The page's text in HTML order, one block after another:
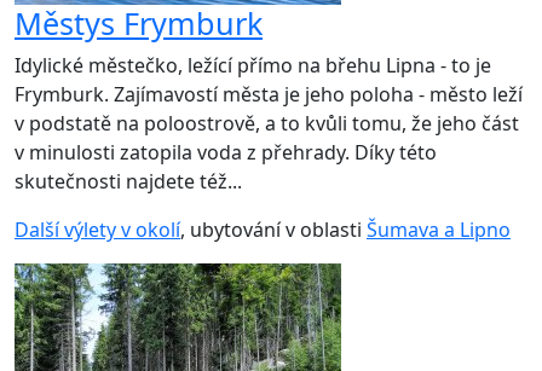
Městys Frymburk
Idylické městečko, ležící přímo na břehu Lipna - to je
Frymburk. Zajímavostí města je jeho poloha - město leží
v podstatě na poloostrově, a to kvůli tomu, že jeho část
v minulosti zatopila voda z přehrady. Díky této
skutečnosti najdete též...
Další výlety v okolí, ubytování v oblasti Šumava a Lipno